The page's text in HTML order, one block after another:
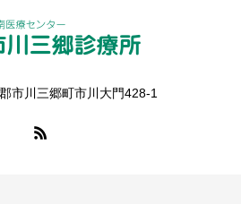
市川三郷町市川大門428-1